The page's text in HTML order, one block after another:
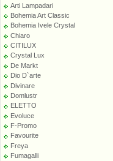
Arti Lampadari
Bohemia Art Classic
Bohemia Ivele Crystal
Chiaro
CITILUX
Crystal Lux
De Markt
Dio D`arte
Divinare
Domlustr
ELETTO
Evoluce
F-Promo
Favourite
Freya
Fumagalli